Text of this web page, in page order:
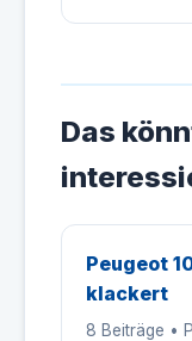
Das
Peugeot
klackert
8 Beiträge •